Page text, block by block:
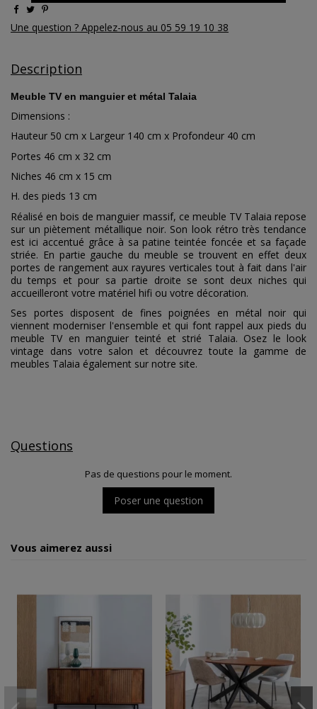
Une question ? Appelez-nous au 05 59 19 10 38
Description
Meuble TV en manguier et métal Talaia
Dimensions :
Hauteur 50 cm x Largeur 140 cm x Profondeur 40 cm
Portes 46 cm x 32 cm
Niches 46 cm x 15 cm
H. des pieds 13 cm
Réalisé en bois de manguier massif, ce meuble TV Talaia repose
sur un piètement métallique noir. Son look rétro très tendance
est ici accentué grâce à sa patine teintée foncée et sa façade
striée. En partie gauche du meuble se trouvent en effet deux
portes de rangement aux rayures verticales tout à fait dans l'air
du temps et pour sa partie droite se sont deux niches qui
accueilleront votre matériel hifi ou votre décoration.
Ses portes disposent de fines poignées en métal noir qui
viennent moderniser l'ensemble et qui font rappel aux pieds du
meuble TV en manguier teinté et strié Talaia. Osez le look
vintage dans votre salon et découvrez toute la gamme de
meubles Talaia également sur notre site.
Questions
Pas de questions pour le moment.
Poser une question
Vous aimerez aussi